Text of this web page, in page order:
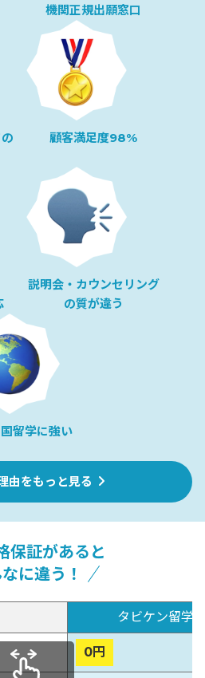
機関正規出願窓口
顧客満足度98%
説明会・カウンセリング
の質が違う
留学に強い
由をもっと見る
保証があると
に違う！
タビケン留学
0円